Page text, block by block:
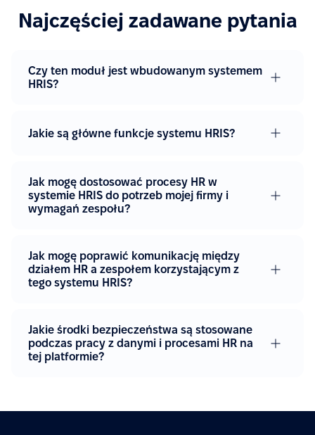
Najczęściej zadawane pytania
Czy ten moduł jest wbudowanym systemem
HRIS?
Jakie są główne funkcje systemu HRIS?
Jak mogę dostosować procesy HR w
systemie HRIS do potrzeb mojej firmy i
wymagań zespołu?
Jak mogę poprawić komunikację między
działem HR a zespołem korzystającym z
tego systemu HRIS?
Jakie środki bezpieczeństwa są stosowane
podczas pracy z danymi i procesami HR na
tej platformie?